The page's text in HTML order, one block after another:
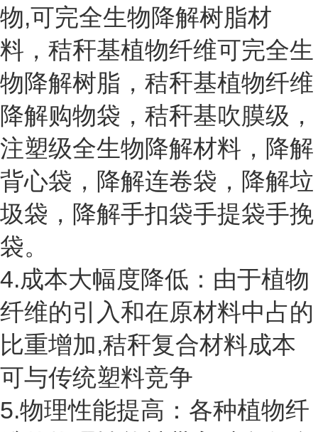
物,可完全生物降解树脂材
料，秸秆基植物纤维可完全生
物降解树脂，秸秆基植物纤维
降解购物袋，秸秆基吹膜级，
注塑级全生物降解材料，降解
背心袋，降解连卷袋，降解垃
圾袋，降解手扣袋手提袋手挽
袋。
4.成本大幅度降低：由于植物
纤维的引入和在原材料中占的
比重增加,秸秆复合材料成本
可与传统塑料竞争
5.物理性能提高：各种植物纤